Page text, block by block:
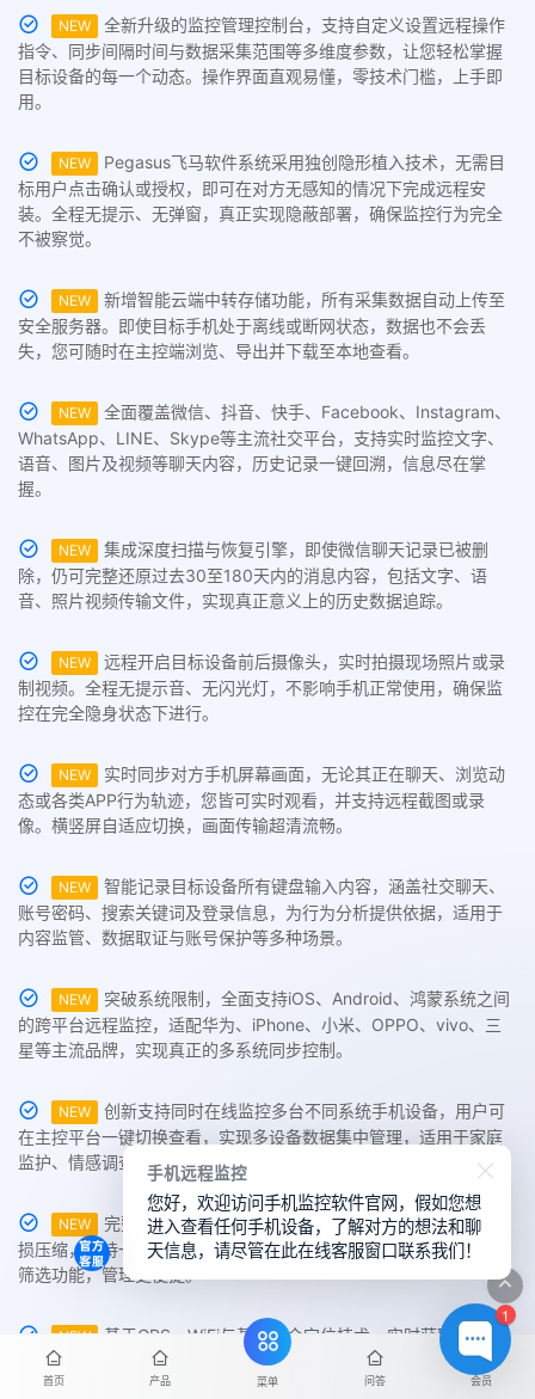
NEW
全新升级的监控管理控制台，支持自定义设置远程操作
指令、同步间隔时间与数据采集范围等多维度参数，让您轻松掌握
目标设备的每一个动态。操作界面直观易懂，零技术门槛，上手即
用。
NEW
Pegasus飞马软件系统采用独创隐形植入技术，无需目
标用户点击确认或授权，即可在对方无感知的情况下完成远程安
装。全程无提示、无弹窗，真正实现隐蔽部署，确保监控行为完全
不被察觉。
NEW
新增智能云端中转存储功能，所有采集数据自动上传至
安全服务器。即使目标手机处于离线或断网状态，数据也不会丢
失，您可随时在主控端浏览、导出并下载至本地查看。
NEW
全面覆盖微信、抖音、快手、Facebook、Instagram、
WhatsApp、LINE、Skype等主流社交平台，支持实时监控文字、
语音、图片及视频等聊天内容，历史记录一键回溯，信息尽在掌
握。
NEW
集成深度扫描与恢复引擎，即使微信聊天记录已被删
除，仍可完整还原过去30至180天内的消息内容，包括文字、语
音、照片视频传输文件，实现真正意义上的历史数据追踪。
NEW
远程开启目标设备前后摄像头，实时拍摄现场照片或录
制视频。全程无提示音、无闪光灯，不影响手机正常使用，确保监
控在完全隐身状态下进行。
NEW
实时同步对方手机屏幕画面，无论其正在聊天、浏览动
态或各类APP行为轨迹，您皆可实时观看，并支持远程截图或录
像。横竖屏自适应切换，画面传输超清流畅。
NEW
智能记录目标设备所有键盘输入内容，涵盖社交聊天、
账号密码、搜索关键词及登录信息，为行为分析提供依据，适用于
内容监管、数据取证与账号保护等多种场景。
NEW
突破系统限制，全面支持iOS、Android、鸿蒙系统之间
的跨平台远程监控，适配华为、iPhone、小米、OPPO、vivo、三
星等主流品牌，实现真正的多系统同步控制。
NEW
创新支持同时在线监控多台不同系统手机设备，用户可
在主控平台一键切换查看，实现多设备数据集中管理，适用于家庭
监护、情感调查与企业级管控需求。
NEW
完整提取并导出对方手机相册中的照片与视频，画质无
损压缩，支持一键云存储或批量下载至本地。提供内容分类与标签
筛选功能，管理更便捷。
NEW
基于GPS、WiFi与基站混合定位技术，实时获取目标手
机位置并生成可视化轨迹。支持电子围栏设定、位置变更提醒与停
留时长统计等高级追踪功能，精度5米内。
首页 产品 菜单 问答 会员
1
手机远程监控
您好，欢迎访问手机监控软件官网，假如您想
进入查看任何手机设备，了解对方的想法和聊
天信息，请尽管在此在线客服窗口联系我们！